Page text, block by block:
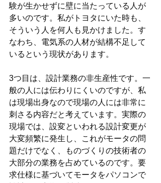
験が生かせずに壁に当たっている人が
多いのです。私がトヨタにいた時も、
そういう人を何人も見かけました。す
なわち、電気系の人材が結構不足して
いるという現状があります。
3つ目は、設計業務の非生産性です。一
般の人には伝わりにくいのですが、私
は現場出身なので現場の人には非常に
刺さる内容だと考えています。実際の
現場では、設変といわれる設計変更が
大変頻繁に発生し、これがモータの問
題だけでなく、ものづくりの技術者の
大部分の業務を占めているのです。要
求仕様に基づいてモータをパソコンで